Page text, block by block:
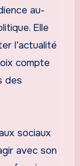
au-
Elle
l’actualité
compte
des
sociaux
avec son